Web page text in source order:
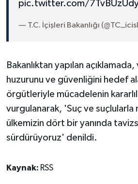
pic.twitter.com/
— T.C. İçişleri Bakanlığı
Bakanlıktan yapılan
huzurunu ve güvenliğini hedef
örgütleriyle mücadelenin
vurgulanarak, 'Suç ve suçlularla
ülkemizin dört bir yanında
sürdürüyoruz' denildi.
Kaynak: RSS